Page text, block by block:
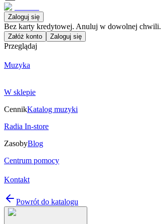
Zaloguj się
Bez karty kredytowej. Anuluj w dowolnej chwili.
Załóż konto Zaloguj się
Przeglądaj
Muzyka
W sklepie
CennikKatalog muzyki
Radia In-store
ZasobyBlog
Centrum pomocy
Kontakt
Powrót do katalogu